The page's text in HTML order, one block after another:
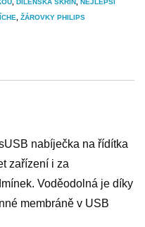
ŽÁROVKY PHILIPS
nabíječka na řídítka
zařízení i za
Voděodolná je díky
membráně v USB